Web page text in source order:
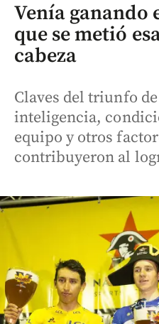
Venía ganando
que se metió
cabeza
Claves del triunfo
inteligencia,
equipo y otros
contribuyeron al